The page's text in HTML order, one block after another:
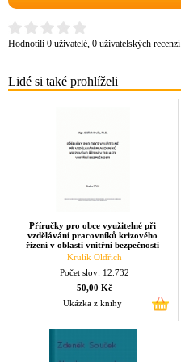
Hodnotili 0 uživatelé, 0 uživatelských recenzí
Lidé si také prohlíželi
Příručky pro obce využitelné při
vzdělávání pracovníků krizového
řízení v oblasti vnitřní bezpečnosti
Krulík Oldřich
Počet slov: 12.732
50,00 Kč
Ukázka z knihy